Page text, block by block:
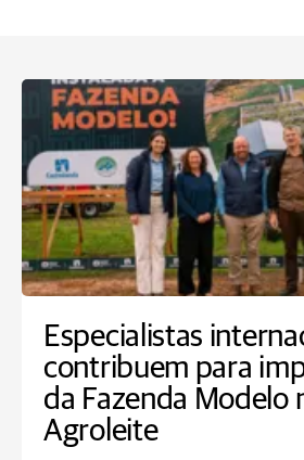
Especialistas
contribuem para
da Fazenda Modelo
Agroleite